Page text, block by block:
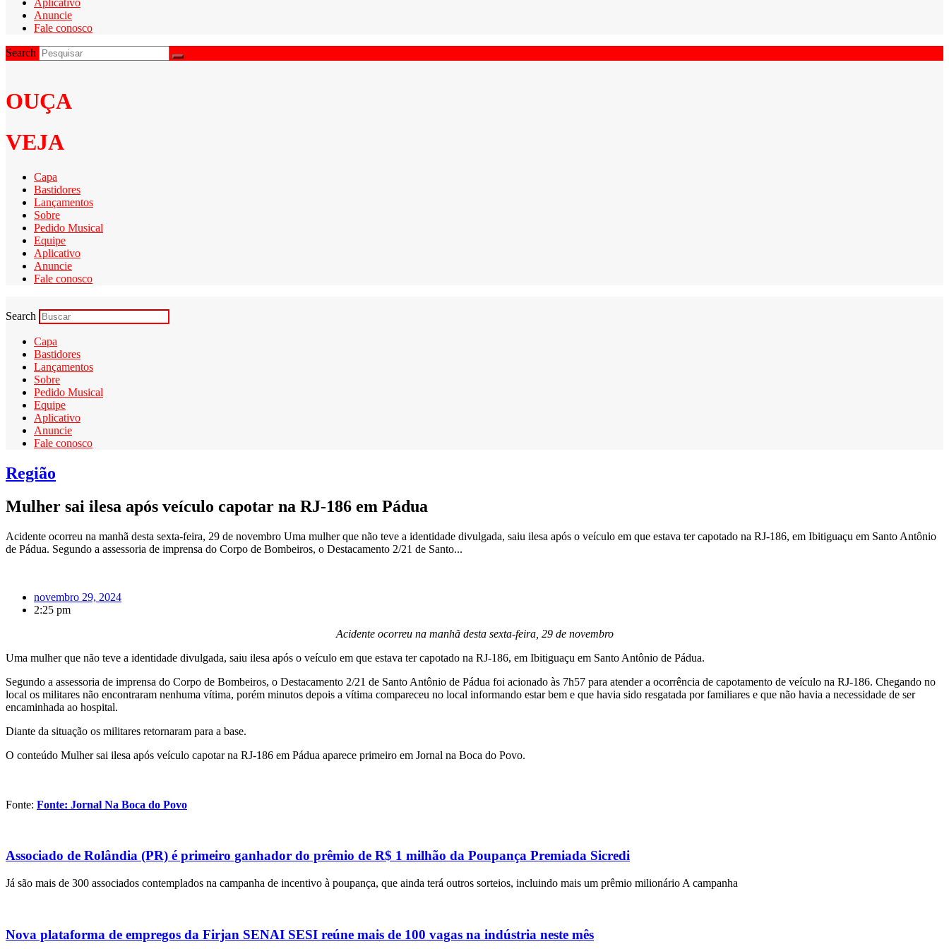
Anuncie
Fale conosco
Search
OUÇA
VEJA
Capa
Bastidores
Lançamentos
Sobre
Pedido Musical
Equipe
Aplicativo
Anuncie
Fale conosco
Search
Capa
Bastidores
Lançamentos
Sobre
Pedido Musical
Equipe
Aplicativo
Anuncie
Fale conosco
Região
Mulher sai ilesa após veículo capotar na RJ-186 em Pádua
Acidente ocorreu na manhã desta sexta-feira, 29 de novembro Uma mulher que não teve a identidade divulgada, saiu ilesa após o veículo em que estava ter capotado na RJ-186, em Ibitiguaçu em Santo Antônio
de Pádua. Segundo a assessoria de imprensa do Corpo de Bombeiros, o Destacamento 2/21 de Santo...
novembro 29, 2024
2:25 pm
Acidente ocorreu na manhã desta sexta-feira, 29 de novembro
Uma mulher que não teve a identidade divulgada, saiu ilesa após o veículo em que estava ter capotado na RJ-186, em Ibitiguaçu em Santo Antônio de Pádua.
Segundo a assessoria de imprensa do Corpo de Bombeiros, o Destacamento 2/21 de Santo Antônio de Pádua foi acionado às 7h57 para atender a ocorrência de capotamento de veículo na RJ-186. Chegando no
local os militares não encontraram nenhuma vítima, porém minutos depois a vítima compareceu no local informando estar bem e que havia sido resgatada por familiares e que não havia a necessidade de ser
encaminhada ao hospital.
Diante da situação os militares retornaram para a base.
O conteúdo Mulher sai ilesa após veículo capotar na RJ-186 em Pádua aparece primeiro em Jornal na Boca do Povo.
Fonte: Fonte: Jornal Na Boca do Povo
Associado de Rolândia (PR) é primeiro ganhador do prêmio de R$ 1 milhão da Poupança Premiada Sicredi
Já são mais de 300 associados contemplados na campanha de incentivo à poupança, que ainda terá outros sorteios, incluindo mais um prêmio milionário A campanha
Nova plataforma de empregos da Firjan SENAI SESI reúne mais de 100 vagas na indústria neste mês